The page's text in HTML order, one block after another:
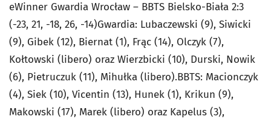
eWinner Gwardia Wrocław – BBTS Bielsko-Biała 2:3
(-23, 21, -18, 26, -14)Gwardia: Lubaczewski (9), Siwicki
(9), Gibek (12), Biernat (1), Frąc (14), Olczyk (7),
Kołtowski (libero) oraz Wierzbicki (10), Durski, Nowik
(6), Pietruczuk (11), Mihułka (libero).BBTS: Macionczyk
(4), Siek (10), Vicentin (13), Hunek (1), Krikun (9),
Makowski (17), Marek (libero) oraz Kapelus (3),